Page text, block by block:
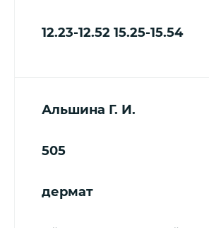
12.23-12.52 15.25-15.54
Альшина Г. И.
505
дермат